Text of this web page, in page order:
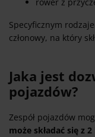
rower z
Specyficznym
członowy, na który
Jaka jest
pojazdów?
Zespół pojazdów
może składać się z